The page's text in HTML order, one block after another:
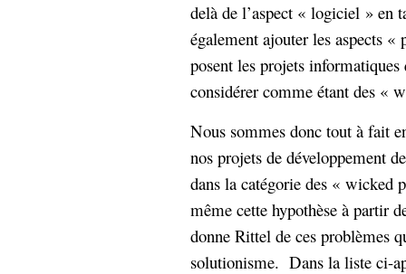
delà de l’aspect « logiciel » en
également ajouter les aspects
posent les projets
considérer comme étant des «
Nous sommes donc tout à fait
nos projets de développement
dans la catégorie des « wicked
même cette hypothèse à partir
donne Rittel de ces problèmes
solutionisme. Dans la liste ci-